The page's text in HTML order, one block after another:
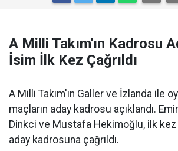
A Milli Takım'ın Kadrosu
İsim İlk Kez Çağrıldı
A Milli Takım'ın Galler ve İzlanda ile
maçların aday kadrosu açıklandı.
Dinkci ve Mustafa Hekimoğlu, ilk kez
aday kadrosuna çağrıldı.